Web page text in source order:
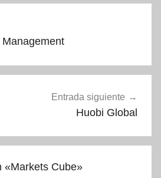
Entrada siguiente
Huobi Global
«Markets Cube»